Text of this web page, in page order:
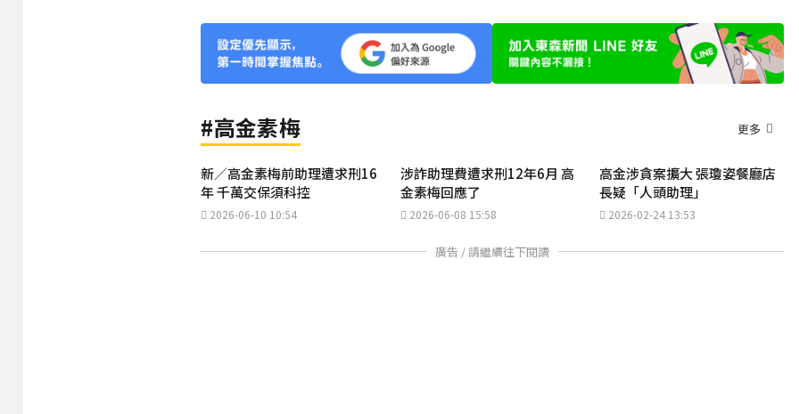
#高金素梅 更多
新／高金素梅前助理遭求刑16
年 千萬交保須科控
2026-06-10 10:54
涉詐助理費遭求刑12年6月 高
金素梅回應了
2026-06-08 15:58
高金涉貪案擴大 張瓊姿餐廳店
長疑「人頭助理」
2026-02-24 13:53
廣告 / 請繼續往下閱讀